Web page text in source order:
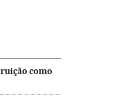
como